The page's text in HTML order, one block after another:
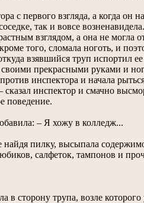
первого взгляда, а когда он
так и вовсе
взглядом, а она не могла
того, сломала ноготь, и
взявшийся труп испортил
прекрасными руками и
инспектора и начала
инспектор и смачно
поведение.
– Я хожу в колледж...
пилку, высыпала
салфеток, тампонов и
в сторону трупа, возле